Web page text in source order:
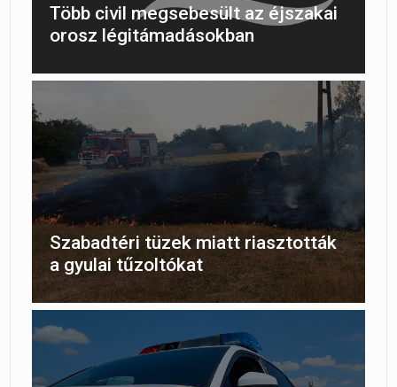
Több civil megsebesült az éjszakai
orosz légitámadásokban
Szabadtéri tüzek miatt riasztották
a gyulai tűzoltókat